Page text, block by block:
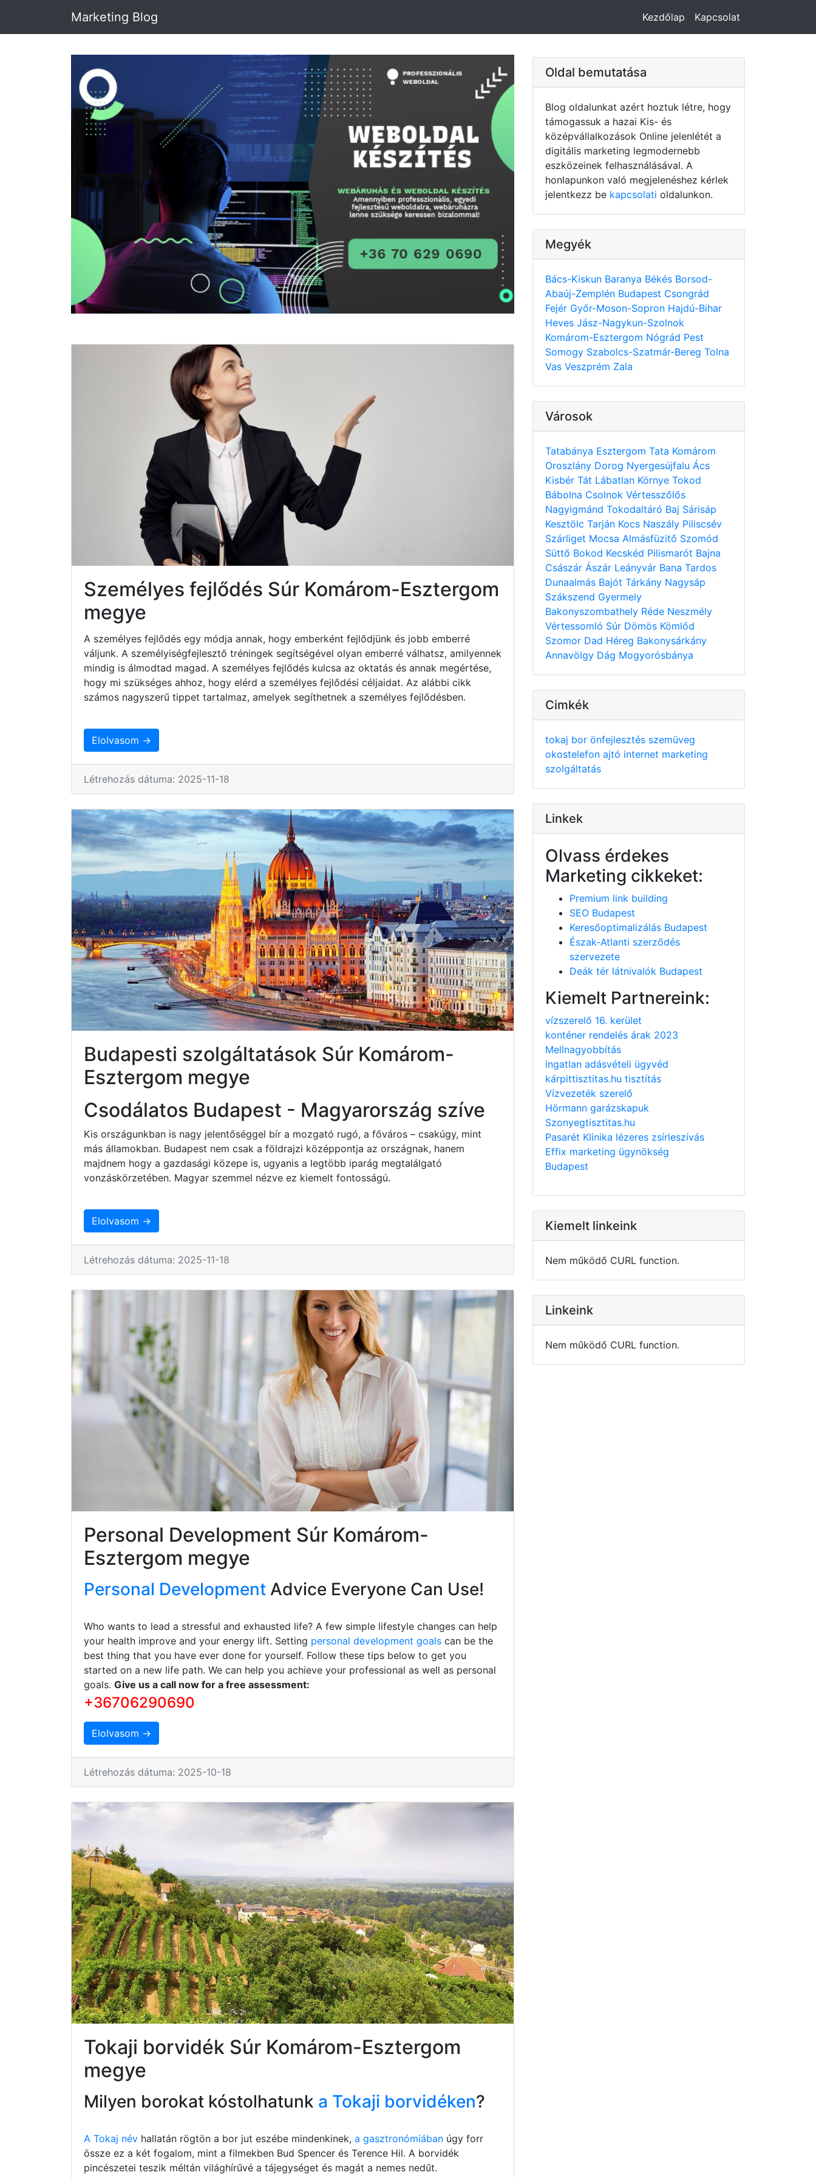
Marketing Blog Kezdőlap Kapcsolat
Személyes fejlődés Súr Komárom-Esztergom
megye
A személyes fejlődés egy módja annak, hogy emberként fejlődjünk és jobb emberré
váljunk. A személyiségfejlesztő tréningek segítségével olyan emberré válhatsz, amilyennek
mindig is álmodtad magad. A személyes fejlődés kulcsa az oktatás és annak megértése,
hogy mi szükséges ahhoz, hogy elérd a személyes fejlődési céljaidat. Az alábbi cikk
számos nagyszerű tippet tartalmaz, amelyek segíthetnek a személyes fejlődésben.
Elolvasom →
Létrehozás dátuma: 2025-11-18
Budapesti szolgáltatások Súr Komárom-
Esztergom megye
Csodálatos Budapest - Magyarország szíve
Kis országunkban is nagy jelentőséggel bír a mozgató rugó, a főváros – csakúgy, mint
más államokban. Budapest nem csak a földrajzi középpontja az országnak, hanem
majdnem hogy a gazdasági közepe is, ugyanis a legtöbb iparág megtalálgató
vonzáskörzetében. Magyar szemmel nézve ez kiemelt fontosságú.
Elolvasom →
Létrehozás dátuma: 2025-11-18
Personal Development Súr Komárom-
Esztergom megye
Personal Development Advice Everyone Can Use!
Who wants to lead a stressful and exhausted life? A few simple lifestyle changes can help
your health improve and your energy lift. Setting personal development goals can be the
best thing that you have ever done for yourself. Follow these tips below to get you
started on a new life path. We can help you achieve your professional as well as personal
goals. Give us a call now for a free assessment:
+36706290690
Elolvasom →
Létrehozás dátuma: 2025-10-18
Tokaji borvidék Súr Komárom-Esztergom
megye
Milyen borokat kóstolhatunk a Tokaji borvidéken?
A Tokaj név hallatán rögtön a bor jut eszébe mindenkinek, a gasztronómiában úgy forr
össze ez a két fogalom, mint a filmekben Bud Spencer és Terence Hil. A borvidék
pincészetei teszik méltán világhírűvé a tájegységet és magát a nemes nedűt.
Oldal bemutatása
Blog oldalunkat azért hoztuk létre, hogy
támogassuk a hazai Kis- és
középvállalkozások Online jelenlétét a
digitális marketing legmodernebb
eszközeinek felhasználásával. A
honlapunkon való megjelenéshez kérlek
jelentkezz be kapcsolati oldalunkon.
Megyék
Bács-Kiskun Baranya Békés Borsod-
Abaúj-Zemplén Budapest Csongrád
Fejér Győr-Moson-Sopron Hajdú-Bihar
Heves Jász-Nagykun-Szolnok
Komárom-Esztergom Nógrád Pest
Somogy Szabolcs-Szatmár-Bereg Tolna
Vas Veszprém Zala
Városok
Tatabánya Esztergom Tata Komárom
Oroszlány Dorog Nyergesújfalu Ács
Kisbér Tát Lábatlan Környe Tokod
Bábolna Csolnok Vértesszőlős
Nagyigmánd Tokodaltáró Baj Sárisáp
Kesztölc Tarján Kocs Naszály Piliscsév
Szárliget Mocsa Almásfüzitő Szomód
Süttő Bokod Kecskéd Pilismarót Bajna
Császár Ászár Leányvár Bana Tardos
Dunaalmás Bajót Tárkány Nagysáp
Szákszend Gyermely
Bakonyszombathely Réde Neszmély
Vértessomló Súr Dömös Kömlőd
Szomor Dad Héreg Bakonysárkány
Annavölgy Dág Mogyorósbánya
Cimkék
tokaj bor önfejlesztés szemüveg
okostelefon ajtó internet marketing
szolgáltatás
Linkek
Olvass érdekes
Marketing cikkeket:
Premium link building
SEO Budapest
Keresőoptimalizálás Budapest
Észak-Atlanti szerződés
szervezete
Deák tér látnivalók Budapest
Kiemelt Partnereink:
vízszerelő 16. kerület
konténer rendelés árak 2023
Mellnagyobbítás
ingatlan adásvételi ügyvéd
kárpittisztitas.hu tisztítás
Vízvezeték szerelő
Hörmann garázskapuk
Szonyegtisztitas.hu
Pasarét Klinika lézeres zsírleszívás
Effix marketing ügynökség
Budapest
Kiemelt linkeink
Nem működő CURL function.
Linkeink
Nem működő CURL function.